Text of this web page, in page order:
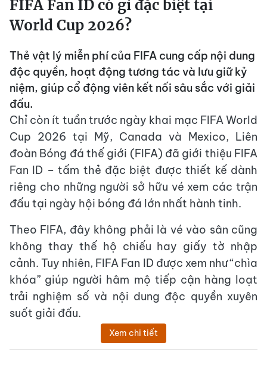
FIFA Fan ID có gì đặc biệt tại
World Cup 2026?
Thẻ vật lý miễn phí của FIFA cung cấp nội dung
độc quyền, hoạt động tương tác và lưu giữ kỷ
niệm, giúp cổ động viên kết nối sâu sắc với giải
đấu.
Chỉ còn ít tuần trước ngày khai mạc FIFA World
Cup 2026 tại Mỹ, Canada và Mexico, Liên
đoàn Bóng đá thế giới (FIFA) đã giới thiệu FIFA
Fan ID – tấm thẻ đặc biệt được thiết kế dành
riêng cho những người sở hữu vé xem các trận
đấu tại ngày hội bóng đá lớn nhất hành tinh.
Theo FIFA, đây không phải là vé vào sân cũng
không thay thế hộ chiếu hay giấy tờ nhập
cảnh. Tuy nhiên, FIFA Fan ID được xem như “chìa
khóa” giúp người hâm mộ tiếp cận hàng loạt
trải nghiệm số và nội dung độc quyền xuyên
suốt giải đấu.
Xem chi tiết